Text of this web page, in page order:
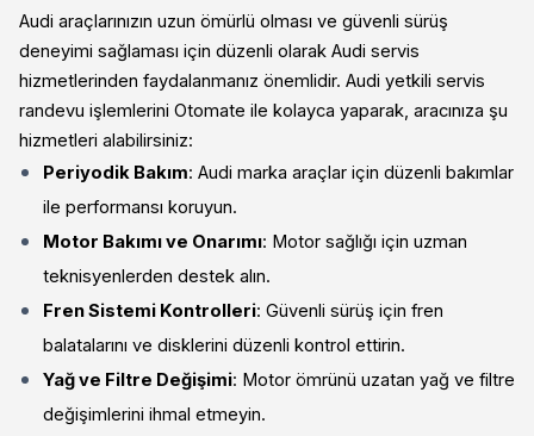
Audi araçlarınızın uzun ömürlü olması ve güvenli sürüş
deneyimi sağlaması için düzenli olarak Audi servis
hizmetlerinden faydalanmanız önemlidir. Audi yetkili servis
randevu işlemlerini Otomate ile kolayca yaparak, aracınıza şu
hizmetleri alabilirsiniz:
Periyodik Bakım: Audi marka araçlar için düzenli bakımlar
ile performansı koruyun.
Motor Bakımı ve Onarımı: Motor sağlığı için uzman
teknisyenlerden destek alın.
Fren Sistemi Kontrolleri: Güvenli sürüş için fren
balatalarını ve disklerini düzenli kontrol ettirin.
Yağ ve Filtre Değişimi: Motor ömrünü uzatan yağ ve filtre
değişimlerini ihmal etmeyin.